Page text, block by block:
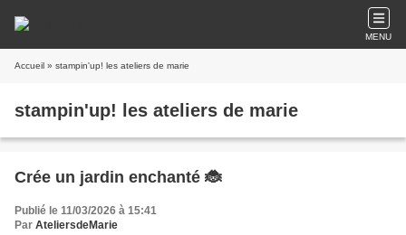
MENU
Accueil » stampin'up! les ateliers de marie
stampin'up! les ateliers de marie
Crée un jardin enchanté 🐞
Publié le 11/03/2026 à 15:41
Par AteliersdeMarie